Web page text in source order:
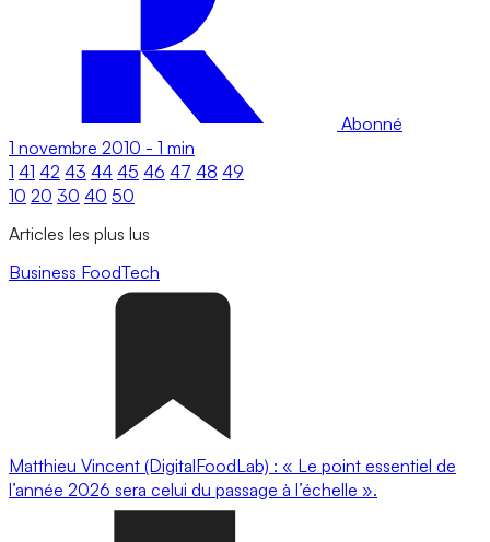
Abonné
1 novembre 2010 - 1 min
1 41 42 43 44 45 46 47 48 49
10 20 30 40 50
Articles les plus lus
Business FoodTech
Matthieu Vincent (DigitalFoodLab) : « Le point essentiel de
l’année 2026 sera celui du passage à l’échelle ».